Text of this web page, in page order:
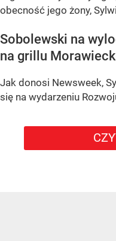
obecność jego żony,
Sobolewski na
na grillu
Jak donosi Newsweek,
się na wydarzeniu